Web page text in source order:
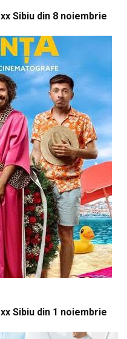
Sibiu din 8 noiembrie
Sibiu din 1 noiembrie